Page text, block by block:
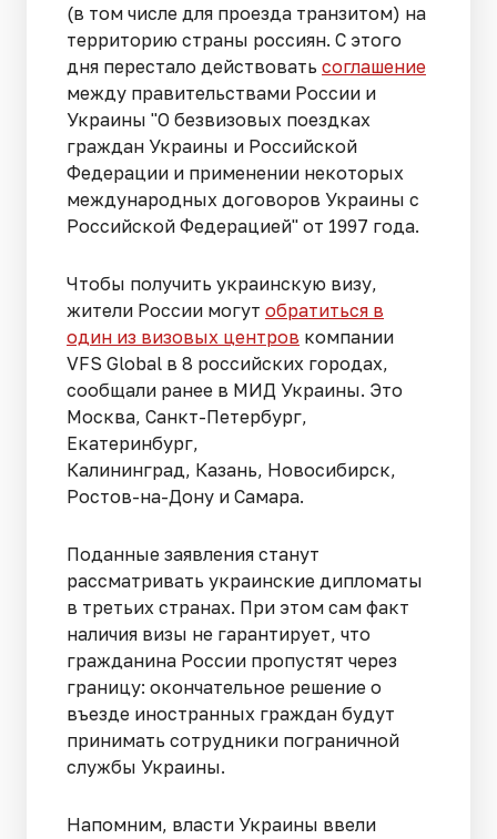
(в том числе для проезда транзитом) на
территорию страны россиян. С этого
дня перестало действовать соглашение
между правительствами России и
Украины "О безвизовых поездках
граждан Украины и Российской
Федерации и применении некоторых
международных договоров Украины с
Российской Федерацией" от 1997 года.
Чтобы получить украинскую визу,
жители России могут обратиться в
один из визовых центров компании
VFS Global в 8 российских городах,
сообщали ранее в МИД Украины. Это
Москва, Санкт-Петербург,
Екатеринбург,
Калининград, Казань, Новосибирск,
Ростов-на-Дону и Самара.
Поданные заявления станут
рассматривать украинские дипломаты
в третьих странах. При этом сам факт
наличия визы не гарантирует, что
гражданина России пропустят через
границу: окончательное решение о
въезде иностранных граждан будут
принимать сотрудники пограничной
службы Украины.
Напомним, власти Украины ввели